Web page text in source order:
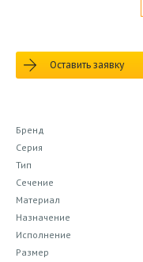
Оставить заявку
Бренд
Серия
Тип
Сечение
Материал
Назначение
Исполнение
Размер